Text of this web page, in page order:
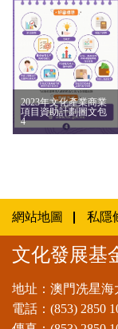
2023年文化產業商業
項目資助計劃圖文包
4
網站地圖 私隱
文化發展基
地址：澳門冼星海
電話： (853) 2850